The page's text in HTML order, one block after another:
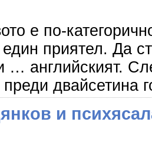
е по-
приятел. Да
… английският.
двайсетина
и